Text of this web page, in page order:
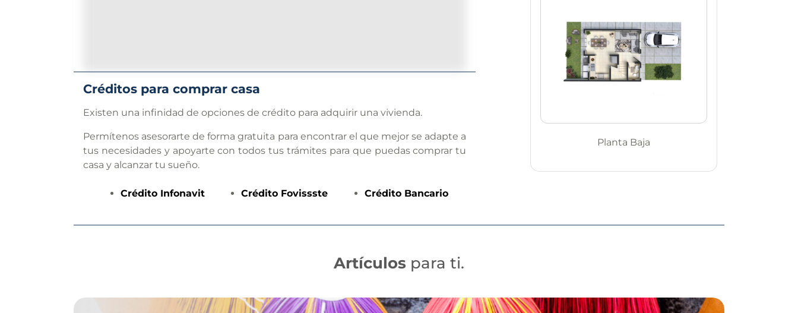
Créditos para comprar casa
Existen una infinidad de opciones de crédito para adquirir una vivienda.
Permítenos asesorarte de forma gratuita para encontrar el que mejor se adapte a
tus necesidades y apoyarte con todos tus trámites para que puedas comprar tu
casa y alcanzar tu sueño.
Crédito Infonavit Crédito Fovissste Crédito Bancario
Planta Baja
Artículos para ti.